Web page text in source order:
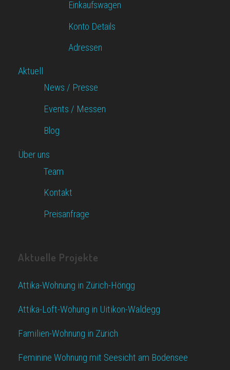
Einkaufswagen
Konto Details
Adressen
Aktuell
News / Presse
Events / Messen
Blog
Über uns
Team
Kontakt
Preisanfrage
Aktuelle Projekte
Attika-Wohnung in Zürich-Höngg
Attika-Loft-Wohung in Uitikon-Waldegg
Familien-Wohnung in Zürich
Feminine Wohnung mit Seesicht am Bodensee